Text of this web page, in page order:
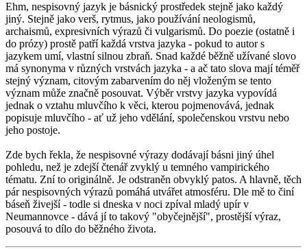
Ehm, nespisovný jazyk je básnický prostředek stejně jako každý
jiný. Stejně jako verš, rytmus, jako používání neologismů,
archaismů, expresivních výrazů či vulgarismů. Do poezie (ostatně i
do prózy) prostě patří každá vrstva jazyka - pokud to autor s
jazykem umí, vlastní silnou zbraň. Snad každé běžně užívané slovo
má synonyma v různých vrstvách jazyka - a ač tato slova mají téměř
stejný význam, citovým zabarvením do něj vloženým se tento
význam může značně posouvat. Výběr vrstvy jazyka vypovídá
jednak o vztahu mluvčího k věci, kterou pojmenovává, jednak
popisuje mluvčího - ať už jeho vdělání, společenskou vrstvu nebo
jeho postoje.
Zde bych řekla, že nespisovné výrazy dodávají básni jiný úhel
pohledu, než je zdejší čtenář zvyklý u temného vampirického
tématu. Zní to originálně. Je odstraněn obvyklý patos. A hlavně, těch
pár nespisovných výrazů pomáhá utvářet atmosféru. Dle mě to činí
báseň živejší - todle si dneska v noci zpíval mladý upír v
Neumannovce - dává jí to takový "obyčejnější", prostější výraz,
posouvá to dílo do běžného života.